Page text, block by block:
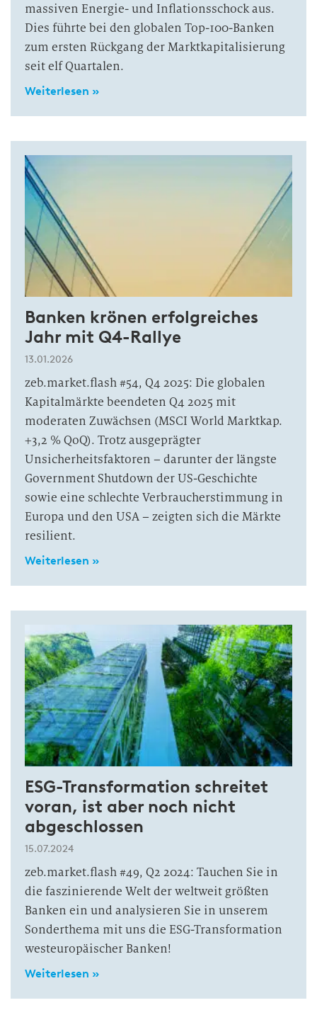
massiven Energie- und Inflationsschock aus.
Dies führte bei den globalen Top-100-Banken
zum ersten Rückgang der Marktkapitalisierung
seit elf Quartalen.
Weiterlesen »
Banken krönen erfolgreiches
Jahr mit Q4-Rallye
13.01.2026
zeb.market.flash #54, Q4 2025: Die globalen
Kapitalmärkte beendeten Q4 2025 mit
moderaten Zuwächsen (MSCI World Marktkap.
+3,2 % QoQ). Trotz ausgeprägter
Unsicherheitsfaktoren – darunter der längste
Government Shutdown der US-Geschichte
sowie eine schlechte Verbraucherstimmung in
Europa und den USA – zeigten sich die Märkte
resilient.
Weiterlesen »
ESG-Transformation schreitet
voran, ist aber noch nicht
abgeschlossen
15.07.2024
zeb.market.flash #49, Q2 2024: Tauchen Sie in
die faszinierende Welt der weltweit größten
Banken ein und analysieren Sie in unserem
Sonderthema mit uns die ESG-Transformation
westeuropäischer Banken!
Weiterlesen »